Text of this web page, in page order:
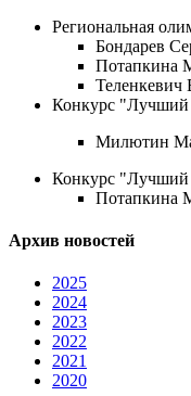
Региональная
Бондарев
Потапкина
Теленкевич
Конкурс "Лучший
Милютин
Конкурс "Лучший
Потапкина
Архив новостей
2025
2024
2023
2022
2021
2020